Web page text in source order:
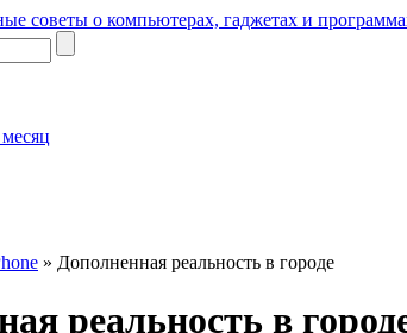
советы о компьютерах, гаджетах и
» Дополненная реальность в городе
реальность в